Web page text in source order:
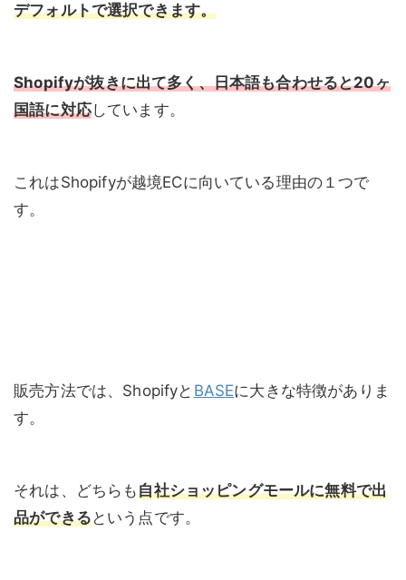
デフォルトで選択できます。
Shopifyが抜きに出て多く、日本語も合わせると20ヶ
国語に対応しています。
これはShopifyが越境ECに向いている理由の１つで
す。
販売方法では、Shopifyと BASEに大きな特徴がありま
す。
それは、どちらも自社ショッピングモールに無料で出
品ができるという点です。